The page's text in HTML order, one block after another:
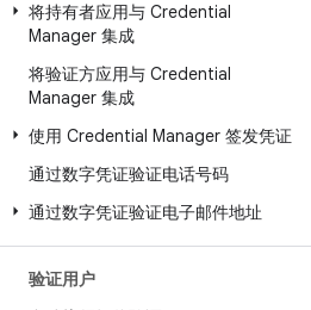
将持有者应用与 Credential
Manager 集成
将验证方应用与 Credential
Manager 集成
使用 Credential Manager 签发凭证
通过数字凭证验证电话号码
通过数字凭证验证电子邮件地址
验证用户